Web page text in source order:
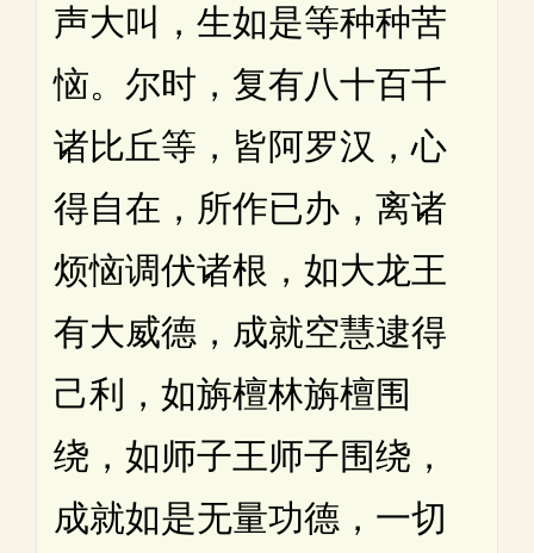
声大叫，生如是等种种苦
恼。尔时，复有八十百千
诸比丘等，皆阿罗汉，心
得自在，所作已办，离诸
烦恼调伏诸根，如大龙王
有大威德，成就空慧逮得
己利，如旃檀林旃檀围
绕，如师子王师子围绕，
成就如是无量功德，一切